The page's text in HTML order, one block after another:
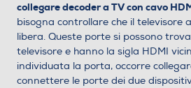
collegare decoder a TV con cavo
bisogna controllare che il televisore
libera. Queste porte si possono
televisore e hanno la sigla HDMI
individuata la porta, occorre
connettere le porte dei due